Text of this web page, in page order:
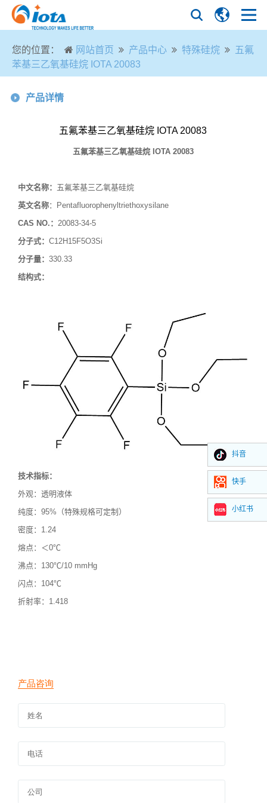
您的位置： 网站首页 产品中心 特殊硅烷
五氟
苯基三乙氧基硅烷 IOTA 20083
产品详情
五氟苯基三乙氧基硅烷 IOTA 20083
五氟苯基三乙氧基硅烷 IOTA 20083
中文名称： 五氟苯基三乙氧基硅烷
英文名称：
Pentafluorophenyltriethoxysilane
CAS NO. ： 20083-34-5
分子式： C12H15F5O3Si
分子量： 330.33
结构式：
技术指标：
外观： 透明液体
纯度： 95% （特殊规格可定制）
密度： 1.24
熔点：＜0℃
沸点： 130℃/10 mmHg
闪点： 104℃
折射率： 1.418
抖音
快手
小红书